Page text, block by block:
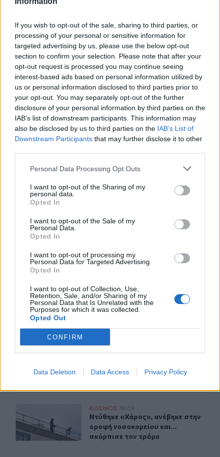
If you wish to opt-out of the sale, sharing to third parties, or
processing of your personal or sensitive information for
targeted advertising by us, please use the below opt-out
section to confirm your selection. Please note that after your
opt-out request is processed you may continue seeing
interest-based ads based on personal information utilized by
us or personal information disclosed to third parties prior to
your opt-out. You may separately opt-out of the further
disclosure of your personal information by third parties on the
IAB’s list of downstream participants. This information may
also be disclosed by us to third parties on the IAB’s List of
Downstream Participants that may further disclose it to other
Personal Data Processing Opt Outs
I want to opt-out of the Sharing of my
personal data.
Opted In
I want to opt-out of the Sale of my
Personal Data.
Opted In
I want to opt-out of processing my
Personal Data for Targeted Advertising.
Opted In
I want to opt-out of Collection, Use,
Retention, Sale, and/or Sharing of my
Personal Data that Is Unrelated with the
Purposes for which it was collected.
Opted Out
CONFIRM
Data Deletion Data Access Privacy Policy
17:25
Πέθανε το άσπρο κουτάβι που συμβίωνε με αγέλη λύκων
17:06
ΟΠΕΚΑ: Πότε θα γίνει η δεύτερη πληρωμή των δικαιούχων
του Λογαριασμού Αγροτικής Εστίας
16:44
Προσωρινή διακοπή κυκλοφορίας την Παρασκευή στον
ΒΟΑΚ
16:41
Ο κόσμος του ΟΦΗ «εξαφάνισε» 3.000 εισιτήρια σε
λιγότερο από 48 ώρες για το Σούπερ Καπ
Συνεδριάζει αύριο η Δημοτική Επιτροπή του Δήμου
Βιάννου για την λήψη αποφάσεων για μια σειρά
παρεμβάσεων
ΠΕΡΙΣΣΟΤΕΡΑ
ΣΧΕΤΙΚA AΡΘΡΑ
Ντύθηκε «Χάρος», ανέβηκε στην οροφή νοσοκομείου
ΚΟΣΜΟΣ 18:09
Ντύθηκε «Χάρος», ανέβηκε στην
Ντύθηκε «Χάρος», ανέβηκε στην
οροφή νοσοκομείου και...
σκόρπισε τον τρόμο